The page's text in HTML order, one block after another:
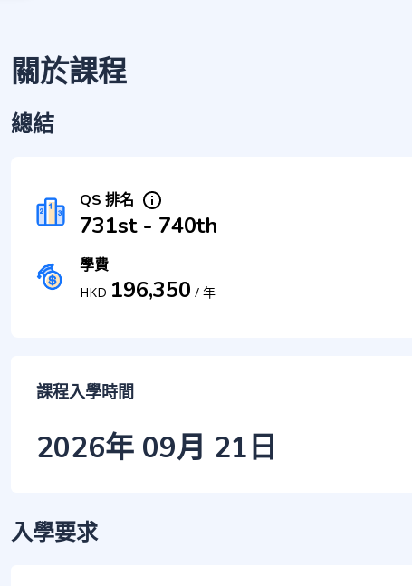
關於課程
總結
QS 排名
731st - 740th
學費
HKD 196,350 /年
課程入學時間
2026年 09月 21日
入學要求